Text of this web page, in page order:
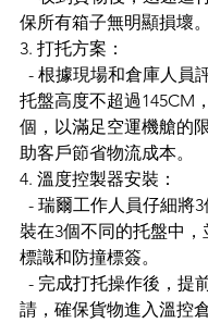
保所有箱子無明顯損壞。
3. 打托方案：
托盤高度不超過145CM
個，以滿足空運機艙的
助客戶節省物流成本。
4. 溫度控製器安裝：
裝在3個不同的托盤中
標識和防撞標簽。
請，確保貨物進入溫控